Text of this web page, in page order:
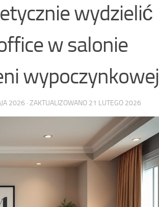
wydzielić
w salonie
wypoczynkowej
2026 · ZAKTUALIZOWANO 21 LUTEGO 2026